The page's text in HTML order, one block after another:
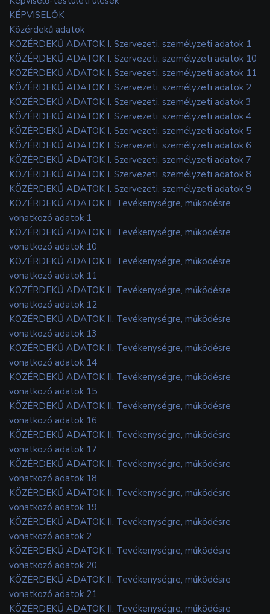
KÉPVISELŐK
Közérdekű adatok
KÖZÉRDEKŰ ADATOK I. Szervezeti, személyzeti adatok 1
KÖZÉRDEKŰ ADATOK I. Szervezeti, személyzeti adatok 10
KÖZÉRDEKŰ ADATOK I. Szervezeti, személyzeti adatok 11
KÖZÉRDEKŰ ADATOK I. Szervezeti, személyzeti adatok 2
KÖZÉRDEKŰ ADATOK I. Szervezeti, személyzeti adatok 3
KÖZÉRDEKŰ ADATOK I. Szervezeti, személyzeti adatok 4
KÖZÉRDEKŰ ADATOK I. Szervezeti, személyzeti adatok 5
KÖZÉRDEKŰ ADATOK I. Szervezeti, személyzeti adatok 6
KÖZÉRDEKŰ ADATOK I. Szervezeti, személyzeti adatok 7
KÖZÉRDEKŰ ADATOK I. Szervezeti, személyzeti adatok 8
KÖZÉRDEKŰ ADATOK I. Szervezeti, személyzeti adatok 9
KÖZÉRDEKŰ ADATOK II. Tevékenységre, működésre
vonatkozó adatok 1
KÖZÉRDEKŰ ADATOK II. Tevékenységre, működésre
vonatkozó adatok 10
KÖZÉRDEKŰ ADATOK II. Tevékenységre, működésre
vonatkozó adatok 11
KÖZÉRDEKŰ ADATOK II. Tevékenységre, működésre
vonatkozó adatok 12
KÖZÉRDEKŰ ADATOK II. Tevékenységre, működésre
vonatkozó adatok 13
KÖZÉRDEKŰ ADATOK II. Tevékenységre, működésre
vonatkozó adatok 14
KÖZÉRDEKŰ ADATOK II. Tevékenységre, működésre
vonatkozó adatok 15
KÖZÉRDEKŰ ADATOK II. Tevékenységre, működésre
vonatkozó adatok 16
KÖZÉRDEKŰ ADATOK II. Tevékenységre, működésre
vonatkozó adatok 17
KÖZÉRDEKŰ ADATOK II. Tevékenységre, működésre
vonatkozó adatok 18
KÖZÉRDEKŰ ADATOK II. Tevékenységre, működésre
vonatkozó adatok 19
KÖZÉRDEKŰ ADATOK II. Tevékenységre, működésre
vonatkozó adatok 2
KÖZÉRDEKŰ ADATOK II. Tevékenységre, működésre
vonatkozó adatok 20
KÖZÉRDEKŰ ADATOK II. Tevékenységre, működésre
vonatkozó adatok 21
KÖZÉRDEKŰ ADATOK II. Tevékenységre, működésre